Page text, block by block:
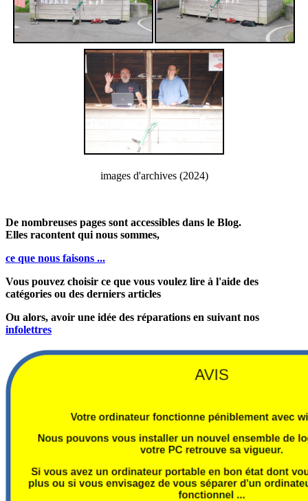
images d'archives (2024)
De nombreuses pages sont accessibles dans le Blog.
Elles racontent qui nous sommes,
ce que nous faisons ...
Vous pouvez choisir ce que vous voulez lire à l'aide des
catégories ou des derniers articles
Ou alors, avoir une idée des réparations en suivant nos
infolettres